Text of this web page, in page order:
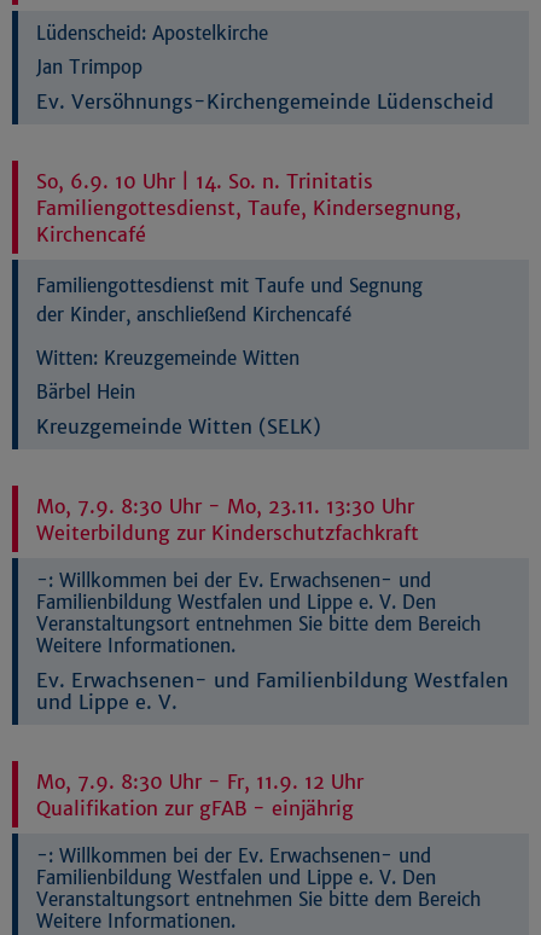
Lüdenscheid: Apostelkirche
Jan Trimpop
Ev. Versöhnungs-Kirchengemeinde Lüdenscheid
So, 6.9. 10 Uhr | 14. So. n. Trinitatis
Familiengottesdienst, Taufe, Kindersegnung,
Kirchencafé
Familiengottesdienst mit Taufe und Segnung
der Kinder, anschließend Kirchencafé
Witten: Kreuzgemeinde Witten
Bärbel Hein
Kreuzgemeinde Witten (SELK)
Mo, 7.9. 8:30 Uhr - Mo, 23.11. 13:30 Uhr
Weiterbildung zur Kinderschutzfachkraft
-: Willkommen bei der Ev. Erwachsenen- und
Familienbildung Westfalen und Lippe e. V. Den
Veranstaltungsort entnehmen Sie bitte dem Bereich
Weitere Informationen.
Ev. Erwachsenen- und Familienbildung Westfalen
und Lippe e. V.
Mo, 7.9. 8:30 Uhr - Fr, 11.9. 12 Uhr
Qualifikation zur gFAB - einjährig
-: Willkommen bei der Ev. Erwachsenen- und
Familienbildung Westfalen und Lippe e. V. Den
Veranstaltungsort entnehmen Sie bitte dem Bereich
Weitere Informationen.